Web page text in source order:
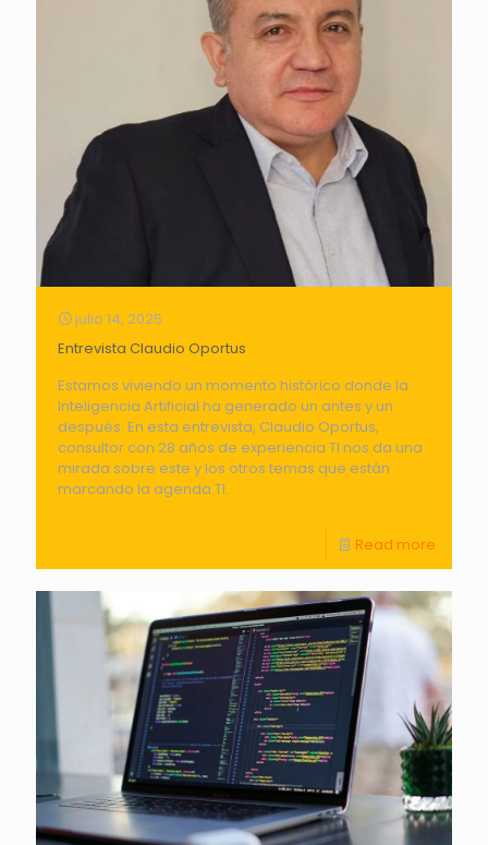
julio 14, 2025
Entrevista Claudio Oportus
Estamos viviendo un momento histórico donde la
Inteligencia Artificial ha generado un antes y un
después. En esta entrevista, Claudio Oportus,
consultor con 28 años de experiencia TI nos da una
mirada sobre este y los otros temas que están
marcando la agenda TI.
Read more